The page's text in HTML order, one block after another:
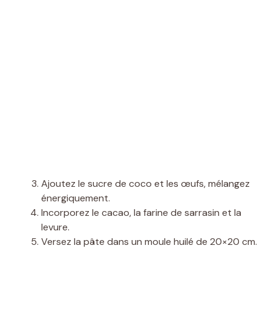
Ajoutez le sucre de coco et les œufs, mélangez
énergiquement.
Incorporez le cacao, la farine de sarrasin et la
levure.
Versez la pâte dans un moule huilé de 20×20 cm.